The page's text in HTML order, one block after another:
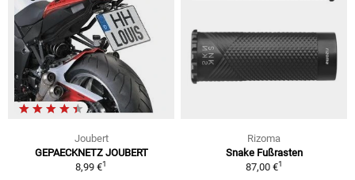
Joubert
GEPAECKNETZ JOUBERT
8,99 €1
Rizoma
Snake Fußrasten
87,00 €1